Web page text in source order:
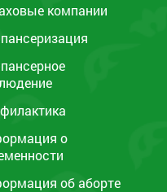
компании
о
об аборте